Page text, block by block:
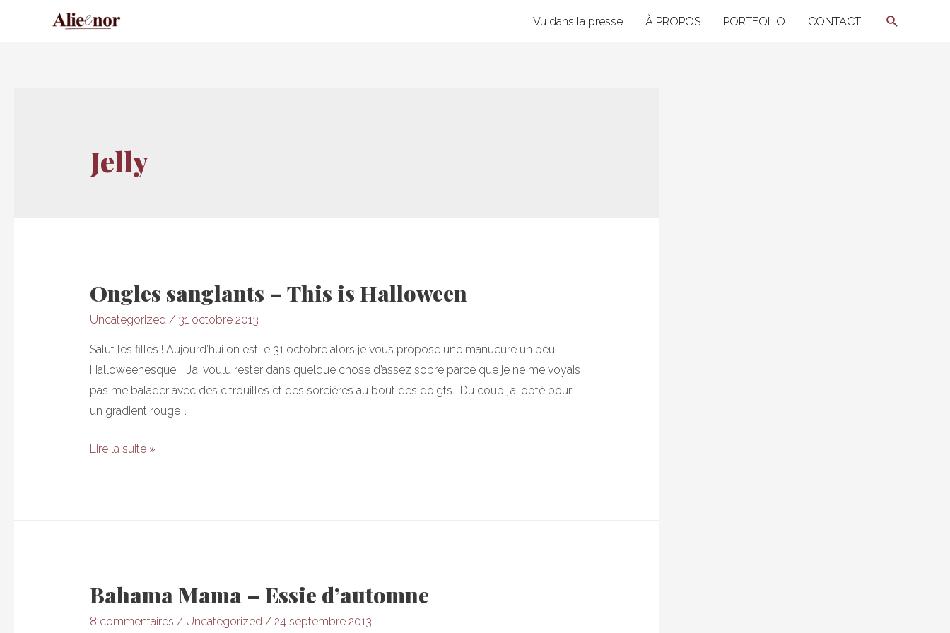
Vu dans la presse À PROPOS PORTFOLIO CONTACT
Jelly
Ongles sanglants – This is Halloween
Uncategorized / 31 octobre 2013
Salut les filles ! Aujourd’hui on est le 31 octobre alors je vous propose une manucure un peu
Halloweenesque ! J’ai voulu rester dans quelque chose d’assez sobre parce que je ne me voyais
pas me balader avec des citrouilles et des sorcières au bout des doigts. Du coup j’ai opté pour
un gradient rouge …
Ongles
Lire la suite »
Bahama Mama – Essie d’automne
8 commentaires / Uncategorized/ 24 septembre 2013